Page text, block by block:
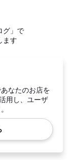
グ」で
ます
なたのお店を
用し、ユーザ